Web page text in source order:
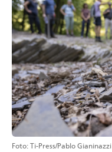
Foto: Ti-Press/Pablo Gianinazzi